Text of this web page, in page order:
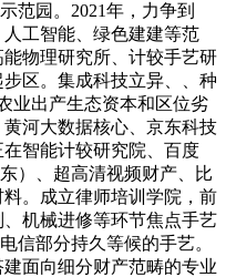
范园。2021年，力争到
工智能、绿色建建等范
物理研究所、计较手艺研
区。集成科技立异、、种
业出产生态资本和区位劣
河大数据核心、京东科技
智能计较研究院、百度
）、超高清视频财产、比
。成立律师培训学院，前
机械进修等环节焦点手艺
信部分持久等候的手艺。
面向细分财产范畴的专业